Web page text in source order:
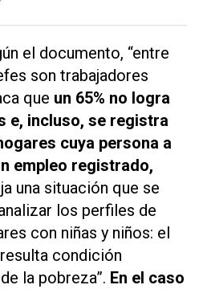
el documento, “entre
son trabajadores
que un 65% no logra
e, incluso, se registra
cuya persona a
empleo registrado,
una situación que se
los perfiles de
con niñas y niños: el
condición
la pobreza”. En el caso